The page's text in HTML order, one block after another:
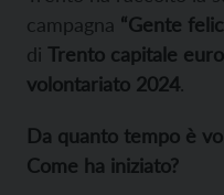
campagna “Gente
di Trento capitale
volontariato 2024.
Da quanto tempo è
Come ha iniziato?